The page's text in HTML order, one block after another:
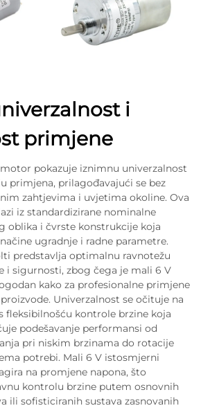
i
primjene
pokazuje iznimnu univerzalnost
primjena, prilagođavajući se bez
zahtjevima i uvjetima okoline. Ova
iz standardizirane nominalne
oblika i čvrste konstrukcije koja
ugradnje i radne parametre.
predstavlja optimalnu ravnotežu
i sigurnosti, zbog čega je mali 6 V
kako za profesionalne primjene
Univerzalnost se očituje na
fleksibilnošću kontrole brzine koja
podešavanje performansi od
pri niskim brzinama do rotacije
potrebi. Mali 6 V istosmjerni
na promjene napona, što
kontrolu brzine putem osnovnih
ili sofisticiranih sustava zasnovanih